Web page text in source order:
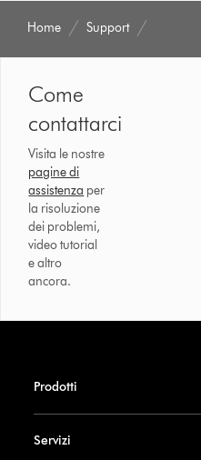
Home Support
Come
contattarci
Visita le nostre
pagine di
assistenza per
la risoluzione
dei problemi,
video tutorial
e altro
ancora.
Prodotti
Servizi